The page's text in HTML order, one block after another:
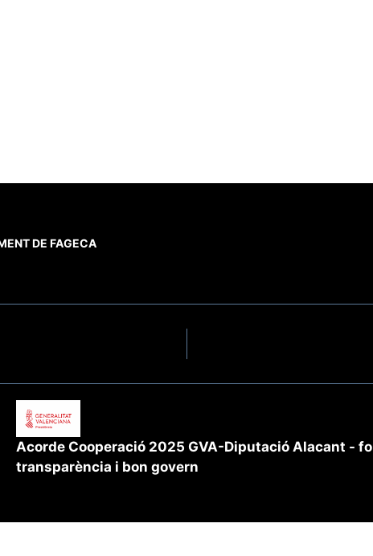
DE FAGECA
Acorde Cooperació 2025 GVA-Diputació Alacant -
transparència i bon govern